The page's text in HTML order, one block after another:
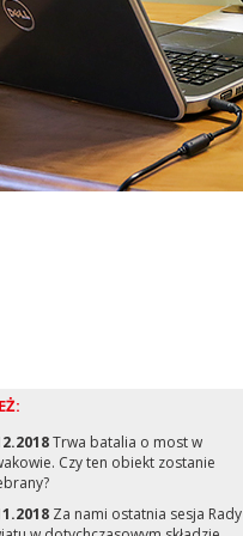
Trwa batalia o most w
Czy ten obiekt zostanie
Za nami ostatnia sesja Rady